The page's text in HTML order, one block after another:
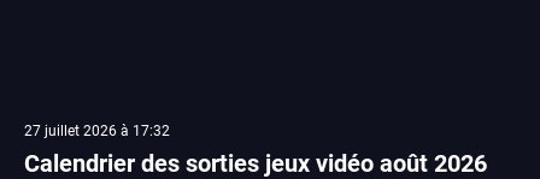
27 juillet 2026 à 17:32
Calendrier des sorties jeux vidéo août 2026